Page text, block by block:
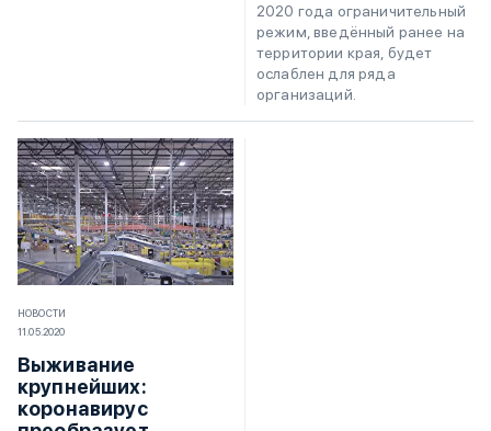
2020 года ограничительный
режим, введённый ранее на
территории края, будет
ослаблен для ряда
организаций.
НОВОСТИ
11.05.2020
Выживание
крупнейших:
коронавирус